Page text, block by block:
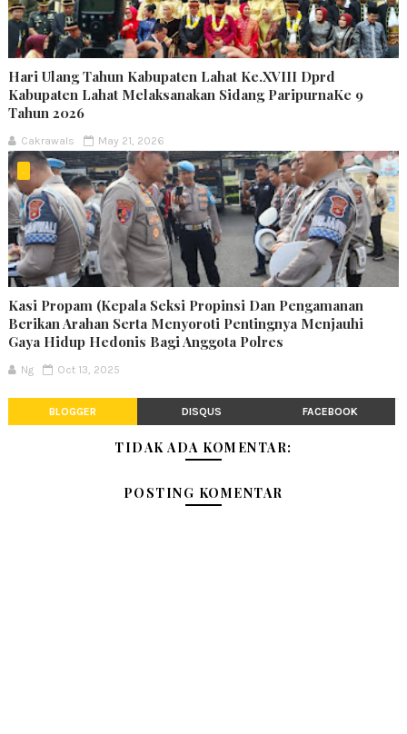
Hari Ulang Tahun Kabupaten Lahat Ke.XVIII Dprd
Kabupaten Lahat Melaksanakan Sidang ParipurnaKe 9
Tahun 2026
Cakrawals May 21, 2026
.
Kasi Propam (Kepala Seksi Propinsi Dan Pengamanan
Berikan Arahan Serta Menyoroti Pentingnya Menjauhi
Gaya Hidup Hedonis Bagi Anggota Polres
Ng Oct 13, 2025
BLOGGER DISQUS FACEBOOK
TIDAK ADA KOMENTAR:
POSTING KOMENTAR